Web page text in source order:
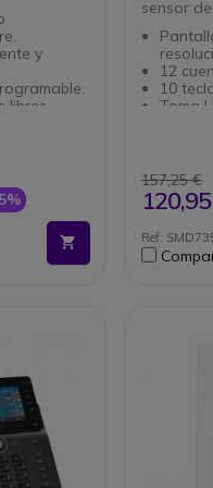
y
bases
sensor
12
10
Toma
157,25 €
Ref: